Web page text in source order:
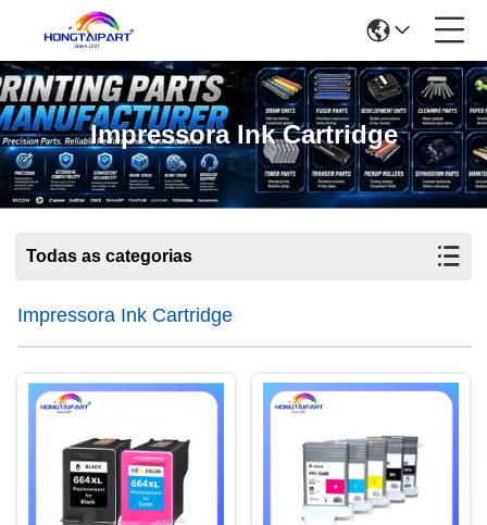
Impressora Ink Cartridge
Todas as categorias
Impressora Ink Cartridge